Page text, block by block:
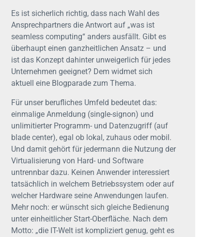
Es ist sicherlich richtig, dass nach Wahl des
Ansprechpartners die Antwort auf „was ist
seamless computing“ anders ausfällt. Gibt es
überhaupt einen ganzheitlichen Ansatz – und
ist das Konzept dahinter unweigerlich für jedes
Unternehmen geeignet? Dem widmet sich
aktuell eine Blogparade zum Thema.
Für unser berufliches Umfeld bedeutet das:
einmalige Anmeldung (single-signon) und
unlimitierter Programm- und Datenzugriff (auf
blade center), egal ob lokal, zuhaus oder mobil.
Und damit gehört für jedermann die Nutzung der
Virtualisierung von Hard- und Software
untrennbar dazu. Keinen Anwender interessiert
tatsächlich in welchem Betriebssystem oder auf
welcher Hardware seine Anwendungen laufen.
Mehr noch: er wünscht sich gleiche Bedienung
unter einheitlicher Start-Oberfläche. Nach dem
Motto: „die IT-Welt ist kompliziert genug, geht es